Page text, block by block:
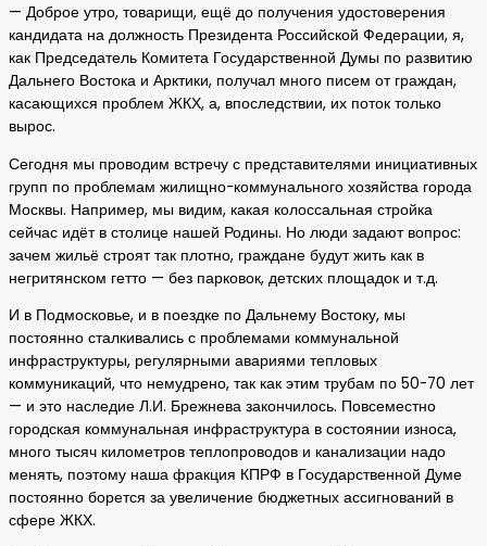
— Доброе утро, товарищи, ещё до получения удостоверения
кандидата на должность Президента Российской Федерации, я,
как Председатель Комитета Государственной Думы по развитию
Дальнего Востока и Арктики, получал много писем от граждан,
касающихся проблем ЖКХ, а, впоследствии, их поток только
вырос.
Сегодня мы проводим встречу с представителями инициативных
групп по проблемам жилищно-коммунального хозяйства города
Москвы. Например, мы видим, какая колоссальная стройка
сейчас идёт в столице нашей Родины. Но люди задают вопрос:
зачем жильё строят так плотно, граждане будут жить как в
негритянском гетто — без парковок, детских площадок и т.д.
И в Подмосковье, и в поездке по Дальнему Востоку, мы
постоянно сталкивались с проблемами коммунальной
инфраструктуры, регулярными авариями тепловых
коммуникаций, что немудрено, так как этим трубам по 50-70 лет
— и это наследие Л.И. Брежнева закончилось. Повсеместно
городская коммунальная инфраструктура в состоянии износа,
много тысяч километров теплопроводов и канализации надо
менять, поэтому наша фракция КПРФ в Государственной Думе
постоянно борется за увеличение бюджетных ассигнований в
сфере ЖКХ.